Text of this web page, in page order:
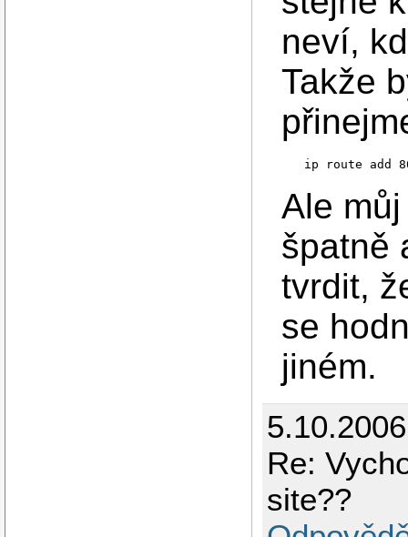
neví,
Takže
Ale
špatně
tvrdit,
se
jiném.
Re:
site??